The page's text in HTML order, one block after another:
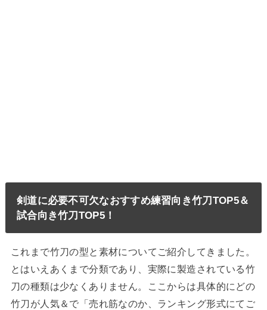
剣道に必要不可欠なおすすめ練習向き竹刀TOP5＆
試合向き竹刀TOP5！
これまで竹刀の型と素材についてご紹介してきました。
とはいえあくまで分類であり、実際に製造されている竹
刀の種類は少なくありません。ここからは具体的にどの
竹刀が人気＆で「売れ筋なのか、ランキング形式にてご